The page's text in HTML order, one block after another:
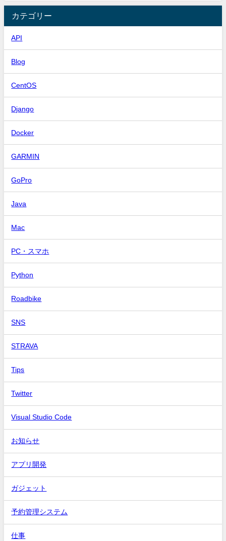
カテゴリー
API
Blog
CentOS
Django
Docker
GARMIN
GoPro
Java
Mac
PC・スマホ
Python
Roadbike
SNS
STRAVA
Tips
Twitter
Visual Studio Code
お知らせ
アプリ開発
ガジェット
予約管理システム
仕事